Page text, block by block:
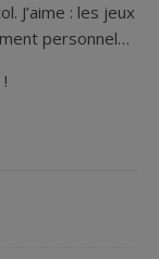
J’aime : les jeux
personnel…